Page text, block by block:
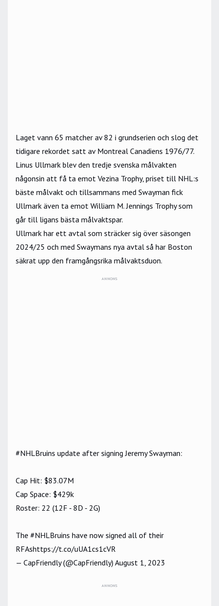
Laget vann 65 matcher av 82 i grundserien och slog det
tidigare rekordet satt av Montreal Canadiens 1976/77.
Linus Ullmark blev den tredje svenska målvakten
någonsin att få ta emot Vezina Trophy, priset till NHL:s
bäste målvakt och tillsammans med Swayman fick
Ullmark även ta emot William M. Jennings Trophy som
går till ligans bästa målvaktspar.
Ullmark har ett avtal som sträcker sig över säsongen
2024/25 och med Swaymans nya avtal så har Boston
säkrat upp den framgångsrika målvaktsduon.
ANNONS
#NHLBruins update after signing Jeremy Swayman:
Cap Hit: $83.07M
Cap Space: $429k
Roster: 22 (12F - 8D - 2G)
The #NHLBruins have now signed all of their
RFAshttps://t.co/uUA1cs1cVR
— CapFriendly (@CapFriendly) August 1, 2023